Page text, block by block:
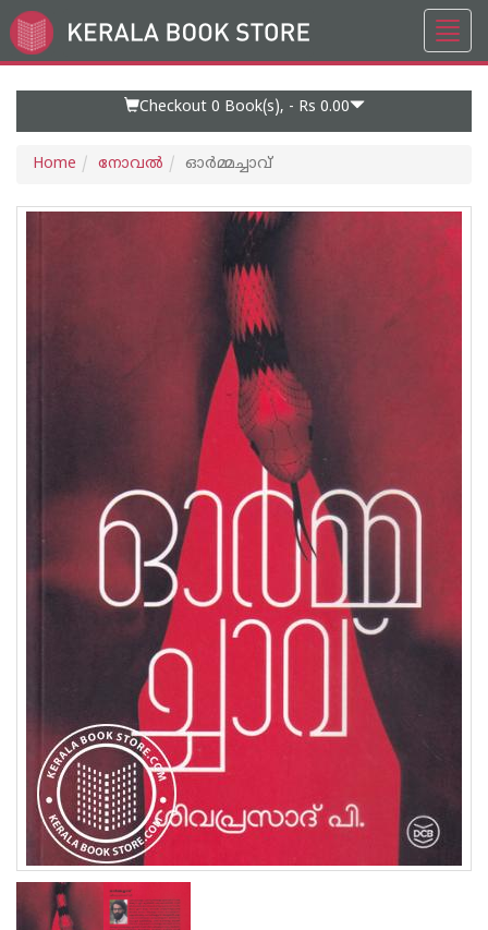
Go
to
Checkout 0 Book(s), - Rs 0.00
Home നോവല്‍ ഓര്‍മ്മച്ചാവ്